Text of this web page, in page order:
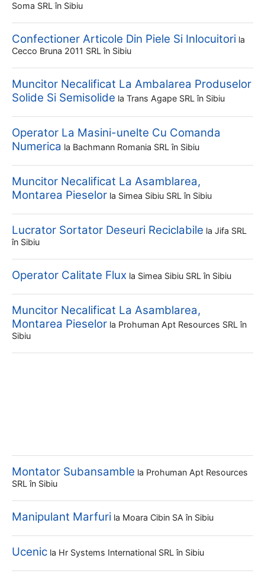
Soma SRL în Sibiu
Confectioner Articole Din Piele Si Inlocuitori la
Cecco Bruna 2011 SRL în Sibiu
Muncitor Necalificat La Ambalarea Produselor
Solide Si Semisolide la Trans Agape SRL în Sibiu
Operator La Masini-unelte Cu Comanda
Numerica la Bachmann Romania SRL în Sibiu
Muncitor Necalificat La Asamblarea,
Montarea Pieselor la Simea Sibiu SRL în Sibiu
Lucrator Sortator Deseuri Reciclabile la Jifa SRL
în Sibiu
Operator Calitate Flux la Simea Sibiu SRL în Sibiu
Muncitor Necalificat La Asamblarea,
Montarea Pieselor la Prohuman Apt Resources SRL în
Sibiu
Montator Subansamble la Prohuman Apt Resources
SRL în Sibiu
Manipulant Marfuri la Moara Cibin SA în Sibiu
Ucenic la Hr Systems International SRL în Sibiu